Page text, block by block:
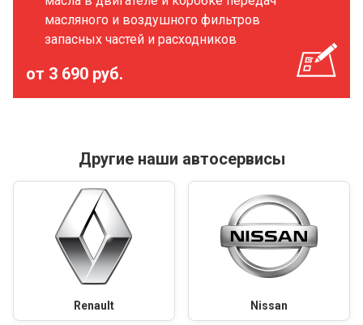
масляного и воздушного фильтров
запасных частей и расходников
от 3 690 руб.
Другие наши автосервисы
Renault Nissan